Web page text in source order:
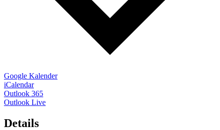
Google Kalender
iCalendar
Outlook 365
Outlook Live
Details